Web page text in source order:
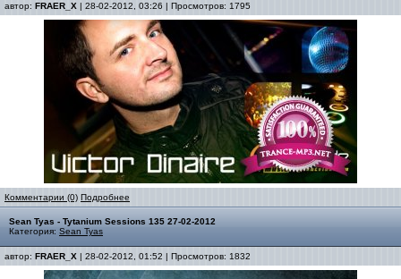
автор: FRAER_X | 28-02-2012, 03:26 | Просмотров: 1795
Комментарии (0) Подробнее
Sean Tyas - Tytanium Sessions 135 27-02-2012
Категория: Sean Tyas
автор: FRAER_X | 28-02-2012, 01:52 | Просмотров: 1832